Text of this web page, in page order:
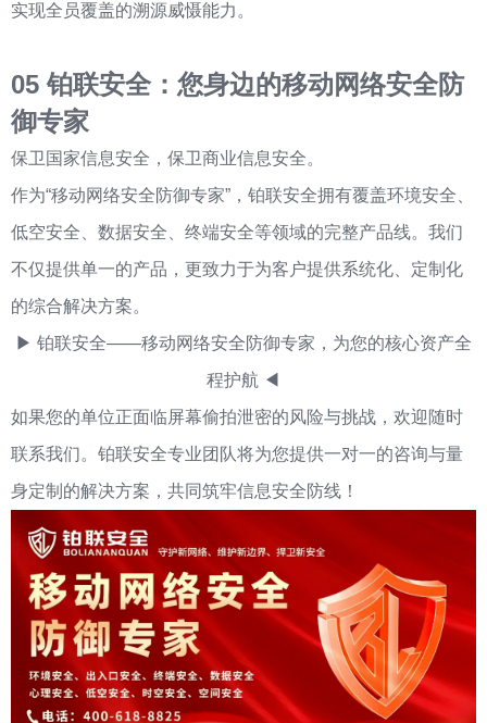
实现全员覆盖的溯源威慑能力。
05铂联安全：您身边的移动网络安全防
御专家
保卫国家信息安全，保卫商业信息安全。
作为“移动网络安全防御专家”，铂联安全拥有覆盖环境安全、
低空安全、数据安全、终端安全等领域的完整产品线。我们
不仅提供单一的产品，更致力于为客户提供系统化、定制化
的综合解决方案。
▶ 铂联安全——移动网络安全防御专家，为您的核心资产全
程护航 ◀
如果您的单位正面临屏幕偷拍泄密的风险与挑战，欢迎随时
联系我们。铂联安全专业团队将为您提供一对一的咨询与量
身定制的解决方案，共同筑牢信息安全防线！